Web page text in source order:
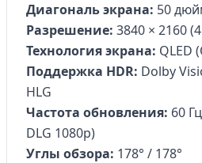
Диагональ экрана: 50
Разрешение: 3840 × 2160
Технология экрана: QLED
Поддержка HDR: Dolby
HLG
Частота обновления: 60
DLG 1080p)
Углы обзора: 178° / 178°